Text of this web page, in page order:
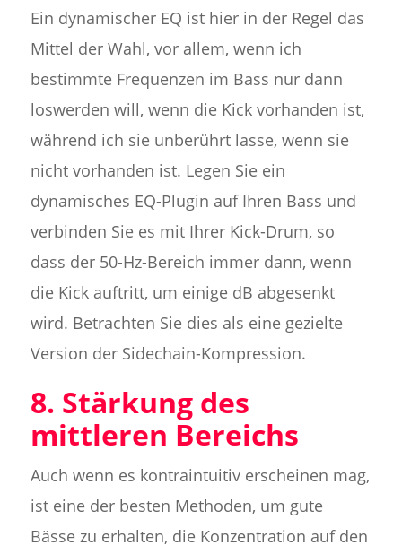
Ein dynamischer EQ ist hier in der Regel das
Mittel der Wahl, vor allem, wenn ich
bestimmte Frequenzen im Bass nur dann
loswerden will, wenn die Kick vorhanden ist,
während ich sie unberührt lasse, wenn sie
nicht vorhanden ist. Legen Sie ein
dynamisches EQ-Plugin auf Ihren Bass und
verbinden Sie es mit Ihrer Kick-Drum, so
dass der 50-Hz-Bereich immer dann, wenn
die Kick auftritt, um einige dB abgesenkt
wird. Betrachten Sie dies als eine gezielte
Version der Sidechain-Kompression.
8. Stärkung des
mittleren Bereichs
Auch wenn es kontraintuitiv erscheinen mag,
ist eine der besten Methoden, um gute
Bässe zu erhalten, die Konzentration auf den